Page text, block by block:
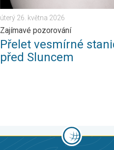
úterý 26. května 2026
Zajímavé pozorování
Přelet vesmírné
před Sluncem